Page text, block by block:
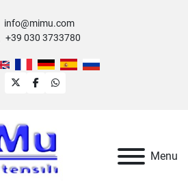
info@mimu.com
+39 030 3733780
twitterfacebookwhatsapp
Menu